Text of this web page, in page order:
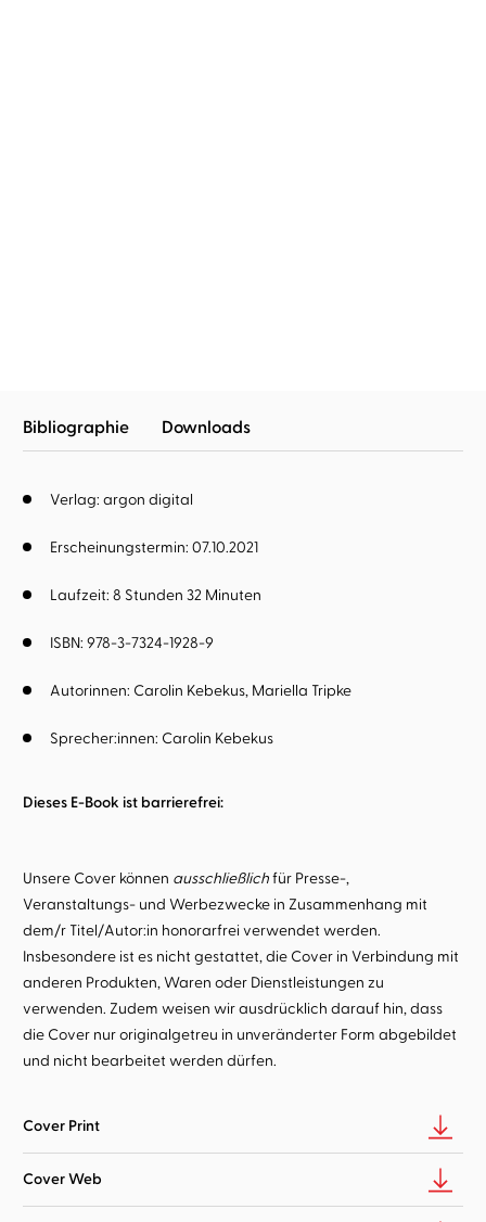
Bibliographie Downloads
Verlag: argon digital
Erscheinungstermin: 07.10.2021
Laufzeit: 8 Stunden 32 Minuten
ISBN: 978-3-7324-1928-9
Autorinnen: Carolin Kebekus Mariella Tripke
Sprecher:innen: Carolin Kebekus
Dieses E-Book ist barrierefrei:
Unsere Cover können ausschließlichfür Presse-,
Veranstaltungs- und Werbezwecke in Zusammenhang mit
dem/r Titel/Autor:in honorarfrei verwendet werden.
Insbesondere ist es nicht gestattet, die Cover in Verbindung mit
anderen Produkten, Waren oder Dienstleistungen zu
verwenden. Zudem weisen wir ausdrücklich darauf hin, dass
die Cover nur originalgetreu in unveränderter Form abgebildet
und nicht bearbeitet werden dürfen.
Cover Print
Cover Web